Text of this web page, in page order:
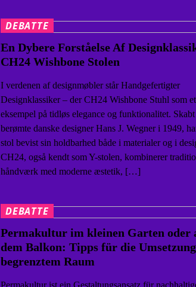
DEBATTE
En Dybere Forståelse Af
CH24 Wishbone Stolen
I verdenen af designmøbler står Handgefertigter
Designklassiker – der CH24 Wishbone Stuhl som
eksempel på tidløs elegance og funktionalitet.
berømte danske designer Hans J. Wegner i 1949,
stol bevist sin holdbarhed både i materialer og i
CH24, også kendt som Y-stolen, kombinerer
håndværk med moderne æstetik, […]
DEBATTE
Permakultur im kleinen Garten oder
dem Balkon: Tipps für die
begrenztem Raum
Permakultur ist ein Gestaltungsansatz für